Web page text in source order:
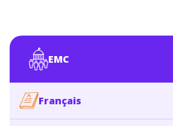
EMC
Français